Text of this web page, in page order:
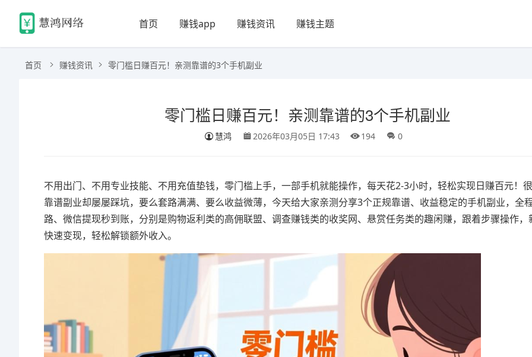
首页 赚钱app 赚钱资讯 赚钱主题
首页 赚钱资讯 零门槛日赚百元！亲测靠谱的3个手机副业
零门槛日赚百元！亲测靠谱的3个手机副业
慧鸿 2026年03月05日 17:43 194 0
不用出门、不用专业技能、不用充值垫钱，零门槛上手，一部手机就能操作，每天花2-3小时，轻松实现日赚百元！
靠谱副业却屡屡踩坑，要么套路满满、要么收益微薄，今天给大家亲测分享3个正规靠谱、收益稳定的手机副业，全
路、微信提现秒到账，分别是购物返利类的高佣联盟、调查赚钱类的收奖网、悬赏任务类的趣闲赚，跟着步骤操作，
快速变现，轻松解锁额外收入。